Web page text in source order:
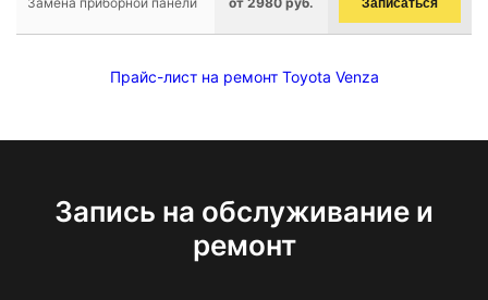
Записаться
Прайс-лист на ремонт Toyota Venza
Запись на обслуживание и
ремонт